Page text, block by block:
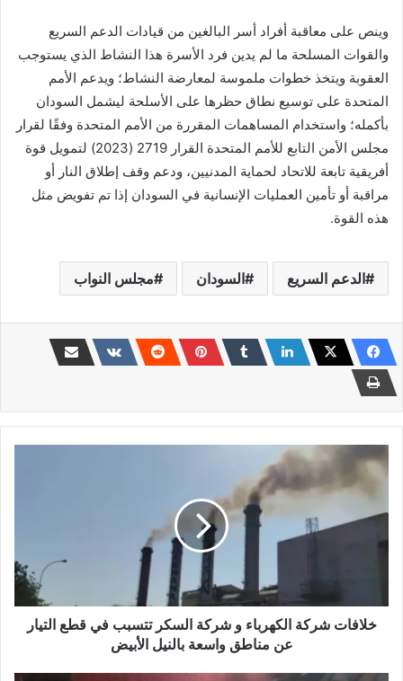
وينص على معاقبة أفراد أسر البالغين من قيادات الدعم السريع
والقوات المسلحة ما لم يدين فرد الأسرة هذا النشاط الذي يستوجب
العقوبة ويتخذ خطوات ملموسة لمعارضة النشاط؛ ويدعم الأمم
المتحدة على توسيع نطاق حظرها على الأسلحة ليشمل السودان
بأكمله؛ واستخدام المساهمات المقررة من الأمم المتحدة وفقًا لقرار
مجلس الأمن التابع للأمم المتحدة القرار 2719 (2023) لتمويل قوة
أفريقية تابعة للاتحاد لحماية المدنيين، ودعم وقف إطلاق النار أو
مراقبة أو تأمين العمليات الإنسانية في السودان إذا تم تفويض مثل
هذه القوة.
الدعم السريع السودان مجلس النواب
شركة
الكهرباء
و
قطع
التيار
خلافات شركة الكهرباء و شركة السكر تتسبب في قطع التيار
عن مناطق واسعة بالنيل الأبيض